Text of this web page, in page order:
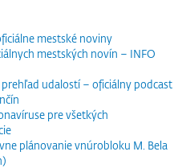
mestské noviny
mestských novín – INFO
udalostí – oficiálny podcast
pre všetkých
plánovanie vnúrobloku M. Bela